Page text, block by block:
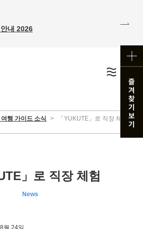
내 2026
행 가이드 소식 >
「YUKUTE」로 직장 체
」로 직장 체험
News
월 24일